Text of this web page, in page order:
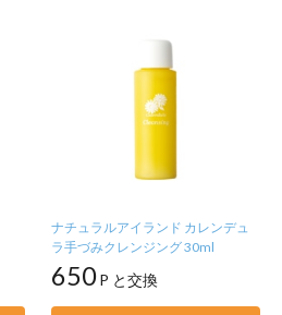
ナチュラルアイランド カレンデュ
ラ手づみクレンジング 30ml
650P と交換